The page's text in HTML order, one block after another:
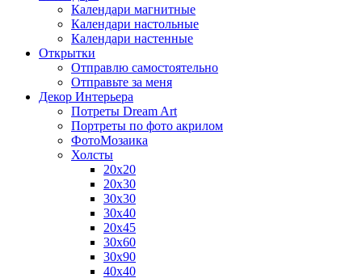
Календари магнитные
Календари настольные
Календари настенные
Открытки
Отправлю самостоятельно
Отправьте за меня
Декор Интерьера
Потреты Dream Art
Портреты по фото акрилом
ФотоМозаика
Холсты
20х20
20х30
30х30
30х40
20х45
30х60
30х90
40х40